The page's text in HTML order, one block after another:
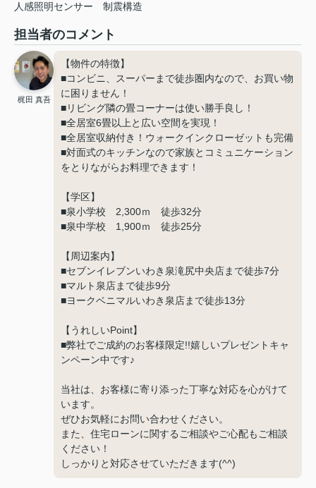
人感照明センサー
制震構造
担当者のコメント
梶田 真吾
【物件の特徴】
■コンビニ、スーパーまで徒歩圏内なので、お買い物
に困りません！
■リビング隣の畳コーナーは使い勝手良し！
■全居室6畳以上と広い空間を実現！
■全居室収納付き！ウォークインクローゼットも完備
■対面式のキッチンなので家族とコミュニケーション
をとりながらお料理できます！
【学区】
■泉小学校 2,300ｍ 徒歩32分
■泉中学校 1,900ｍ 徒歩25分
【周辺案内】
■セブンイレブンいわき泉滝尻中央店まで徒歩7分
■マルト泉店まで徒歩9分
■ヨークベニマルいわき泉店まで徒歩13分
【うれしいPoint】
■弊社でご成約のお客様限定!!嬉しいプレゼントキャ
ンペーン中です♪
当社は、お客様に寄り添った丁寧な対応を心がけて
います。
ぜひお気軽にお問い合わせください。
また、住宅ローンに関するご相談やご心配もご相談
ください！
しっかりと対応させていただきます(^^)